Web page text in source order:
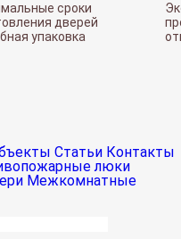
сроки
дверей
упаковка
Статьи Контакты
люки
Межкомнатные